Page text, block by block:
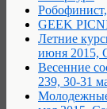
GEEK
Летние
июня 2015,
Весенние
239, 30-31